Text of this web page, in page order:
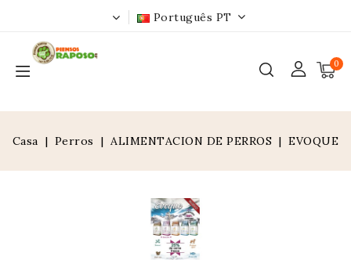
Português PT
0
Casa Perros ALIMENTACION DE PERROS EVOQUE